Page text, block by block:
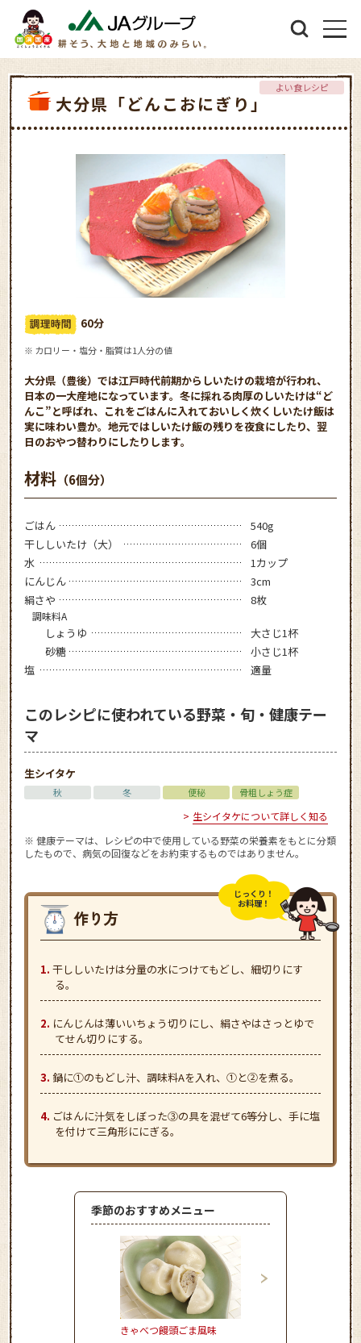
大分県「どんこおにぎり」
よい食レシピ
60分
※ カロリー・塩分・脂質は1人分の値
大分県（豊後）では江戸時代前期からしいたけの栽培が行われ、
日本の一大産地になっています。冬に採れる肉厚のしいたけは“ど
んこ”と呼ばれ、これをごはんに入れておいしく炊くしいたけ飯は
実に味わい豊か。地元ではしいたけ飯の残りを夜食にしたり、翌
日のおやつ替わりにしたりします。
材料 （6個分）
ごはん
540g
干ししいたけ（大）
6個
水
1カップ
にんじん
3cm
絹さや
8枚
調味料A
しょうゆ
大さじ1杯
砂糖
小さじ1杯
塩
適量
このレシピに使われている野菜・旬・健康テー
マ
生シイタケ
秋 冬 便秘 骨粗しょう症
生シイタケについて詳しく知る
※ 健康テーマは、レシピの中で使用している野菜の栄養素をもとに分類
したもので、病気の回復などをお約束するものではありません。
じっくり！
お料理！
干ししいたけは分量の水につけてもどし、細切りにす
る。
にんじんは薄いいちょう切りにし、絹さやはさっとゆで
てせん切りにする。
鍋に①のもどし汁、調味料Aを入れ、①と②を煮る。
ごはんに汁気をしぼった③の具を混ぜて6等分し、手に塩
を付けて三角形ににぎる。
季節のおすすめメニュー
きゃべつ饅頭ごま風味
きゅうりとタコのさわ